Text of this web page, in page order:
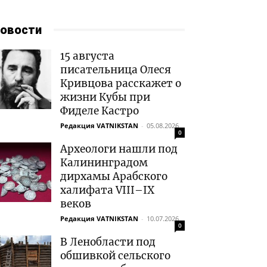
15 августа
писательница Олеся
Кривцова расскажет о
жизни Кубы при
Фиделе Кастро
Редакция VATNIKSTAN - 05.08.2026
0
Археологи нашли под
Калининградом
дирхамы Арабского
халифата VIII–IX
веков
Редакция VATNIKSTAN - 10.07.2026
0
В Ленобласти под
обшивкой сельского